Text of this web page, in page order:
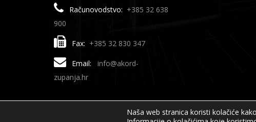
Računovodstvo: +385 32 638
900
Fax: +385 32 830 347
Email:
info@akord-
zupanja.hr
Naša web stranica koristi kolačiće